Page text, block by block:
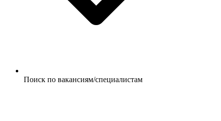
Поиск по вакансиям/специалистам